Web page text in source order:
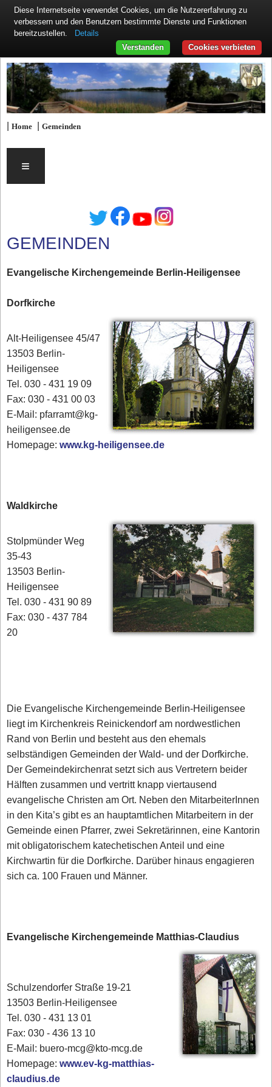
|Home |Gemeinden
≡
GEMEINDEN
Evangelische Kirchengemeinde Berlin-Heiligensee
Dorfkirche
Alt-Heiligensee 45/47
13503 Berlin-
Heiligensee
Tel. 030 - 431 19 09
Fax: 030 - 431 00 03
E-Mail: pfarramt@kg-
heiligensee.de
Homepage:www.kg-heiligensee.de
Waldkirche
Stolpmünder Weg
35-43
13503 Berlin-
Heiligensee
Tel. 030 - 431 90 89
Fax: 030 - 437 784
20
Die Evangelische Kirchengemeinde Berlin-Heiligensee
liegt im Kirchenkreis Reinickendorf am nordwestlichen
Rand von Berlin und besteht aus den ehemals
selbständigen Gemeinden der Wald- und der Dorfkirche.
Der Gemeindekirchenrat setzt sich aus Vertretern beider
Hälften zusammen und vertritt knapp viertausend
evangelische Christen am Ort. Neben den MitarbeiterInnen
in den Kita’s gibt es an hauptamtlichen Mitarbeitern in der
Gemeinde einen Pfarrer, zwei Sekretärinnen, eine Kantorin
mit obligatorischem katechetischen Anteil und eine
Kirchwartin für die Dorfkirche. Darüber hinaus engagieren
sich ca. 100 Frauen und Männer.
Evangelische Kirchengemeinde Matthias-Claudius
Schulzendorfer Straße 19-21
13503 Berlin-Heiligensee
Tel. 030 - 431 13 01
Fax: 030 - 436 13 10
E-Mail: buero-mcg@kto-mcg.de
Homepage:www.ev-kg-matthias-
claudius.de
Diese Internetseite verwendet Cookies, um die Nutzererfahrung zu
verbessern und den Benutzern bestimmte Dienste und Funktionen
bereitzustellen.
Details
Cookies verbieten
Verstanden